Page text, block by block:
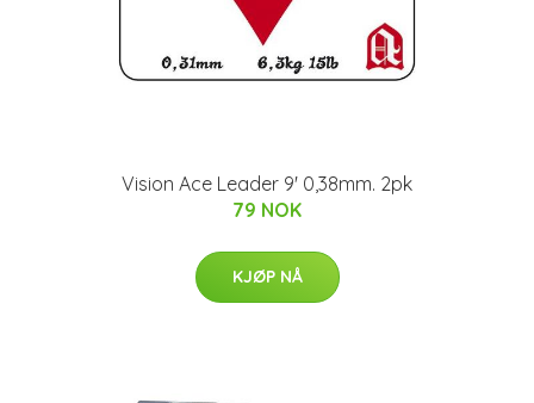
Vision Ace Leader 9' 0,38mm. 2pk
79 NOK
KJØP NÅ